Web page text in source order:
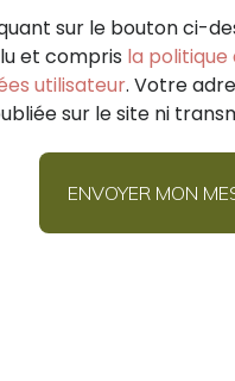
sur le bouton ci-
et compris la politique
utilisateur. Votre
sur le site ni